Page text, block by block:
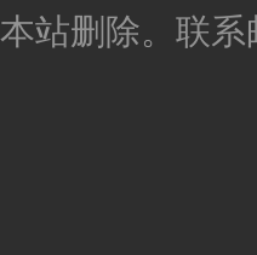
本站删除。联